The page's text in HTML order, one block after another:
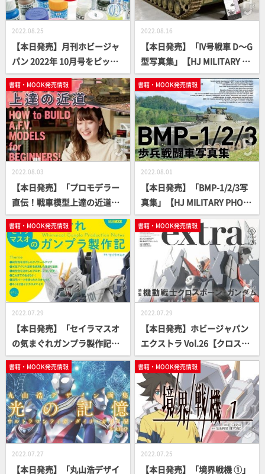
2022.08.25
【本日発売】月刊ホビージャ
パン 2022年 10月号をピック
アップ！
2022.08.16
【本日発売】「IV号戦車 D～G
型写真集」【HJ MILITARY P
HOTO ALBUM】
書籍・MOOK発売情報
2022.08.03
【本日発売】「プロモデラー
直伝！戦車模型上達の近道」
【How To】
書籍・MOOK発売情報
2022.08.01
【本日発売】「BMP-1/2/3写
真集」【HJ MILITARY PHOT
O ALBUM】
書籍・MOOK発売情報
2022.07.29
【本日発売】「セイラマスオ
の気まぐれガンプラ製作記」
【How To】
書籍・MOOK発売情報
2022.07.29
【本日発売】ホビージャパン
エクストラ Vol.26【クロスボ
ーン・ガンダム】
書籍・MOOK発売情報
2022.07.27
【本日発売】「丸山浩デザイ
書籍・MOOK発売情報
2022.07.25
【本日発売】「境界戦機 ①」